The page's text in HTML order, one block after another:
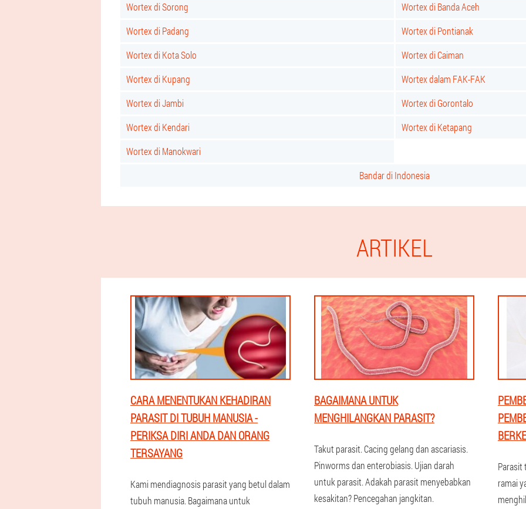
Wortex di Sorong
Wortex di Banda Aceh
Wortex di Padang
Wortex di Pontianak
Wortex di Kota Solo
Wortex di Caiman
Wortex di Kupang
Wortex dalam FAK-FAK
Wortex di Jambi
Wortex di Gorontalo
Wortex di Kendari
Wortex di Ketapang
Wortex di Manokwari
Bandar di Indonesia
ARTIKEL
CARA MENENTUKAN KEHADIRAN
PARASIT DI TUBUH MANUSIA -
PERIKSA DIRI ANDA DAN ORANG
TERSAYANG
Kami mendiagnosis parasit yang betul dalam
tubuh manusia. Bagaimana untuk
BAGAIMANA UNTUK
MENGHILANGKAN PARASIT?
Takut parasit. Cacing gelang dan ascariasis.
Pinworms dan enterobiasis. Ujian darah
untuk parasit. Adakah parasit menyebabkan
kesakitan? Pencegahan jangkitan.
Parasit
ramai